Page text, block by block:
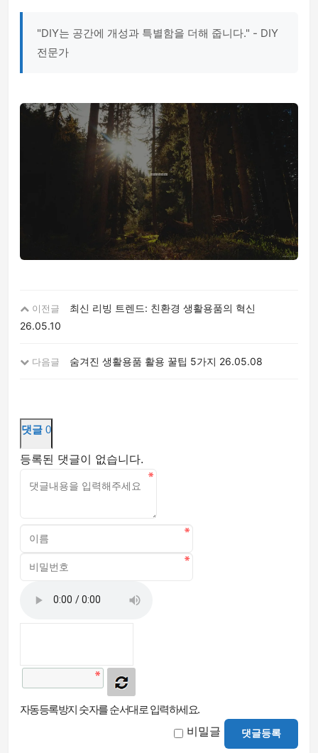
"DIY는 공간에 개성과 특별함을 더해 줍니다." - DIY
전문가
이전글
최신 리빙 트렌드: 친환경 생활용품의 혁신
26.05.10
다음글 숨겨진 생활용품 활용 꿀팁 5가지 26.05.08
댓글 0
등록된 댓글이 없습니다.
자동등록방지 숫자를 순서대로 입력하세요.
비밀글 댓글등록